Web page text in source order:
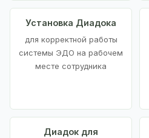
Установка Диадока
для корректной работы
системы ЭДО на рабочем
месте сотрудника
Диадок для